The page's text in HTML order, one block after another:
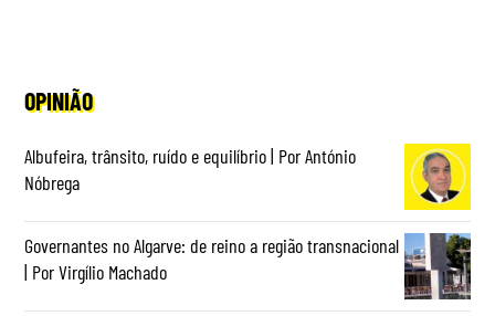
OPINIÃO
Albufeira, trânsito, ruído e equilíbrio | Por António
Nóbrega
Governantes no Algarve: de reino a região transnacional
| Por Virgílio Machado